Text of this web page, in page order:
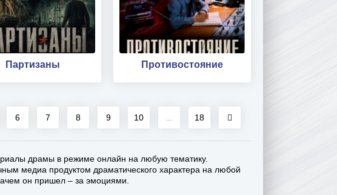
Партизаны Противостояние
6 7 8 9 10 ... 18
драмы в режиме онлайн на любую тематику.
медиа продуктом драматического характера на любой
он пришел – за эмоциями.